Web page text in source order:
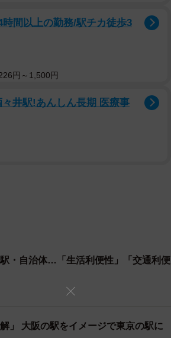
屈指のお屋敷町の「夙川（阪急神戸
急甲陽線）」で、トップ3はいずれも
は回答者数が30人未満だったため集計
クインしたそうです。
間以上の勤務/駅チカ徒歩3
円～1,500円
々井駅!あんしん長期 医療事
・自治体…「生活利便性」「交通利便
」 大阪の駅をイメージで東京の駅に